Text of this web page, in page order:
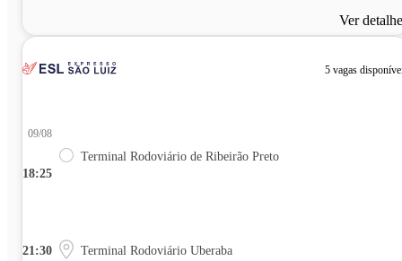
Ver
5 vagas
18:25
09/08
Terminal Rodoviário de Ribeirão Preto
21:30 Terminal Rodoviário Uberaba